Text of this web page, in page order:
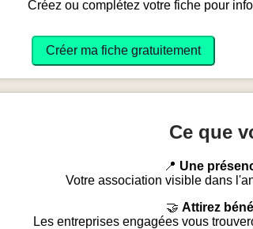
Créez ou complétez votre fiche pour
Créer ma fiche gratuitement
Ce que
Une
Votre association visible dans
Attirez
Les entreprises engagées vous